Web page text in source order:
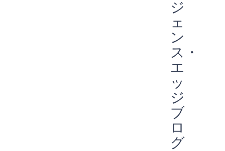
ジ
ェ
ン
ス・
エ
ッ
ジ
ブ
ロ
グ